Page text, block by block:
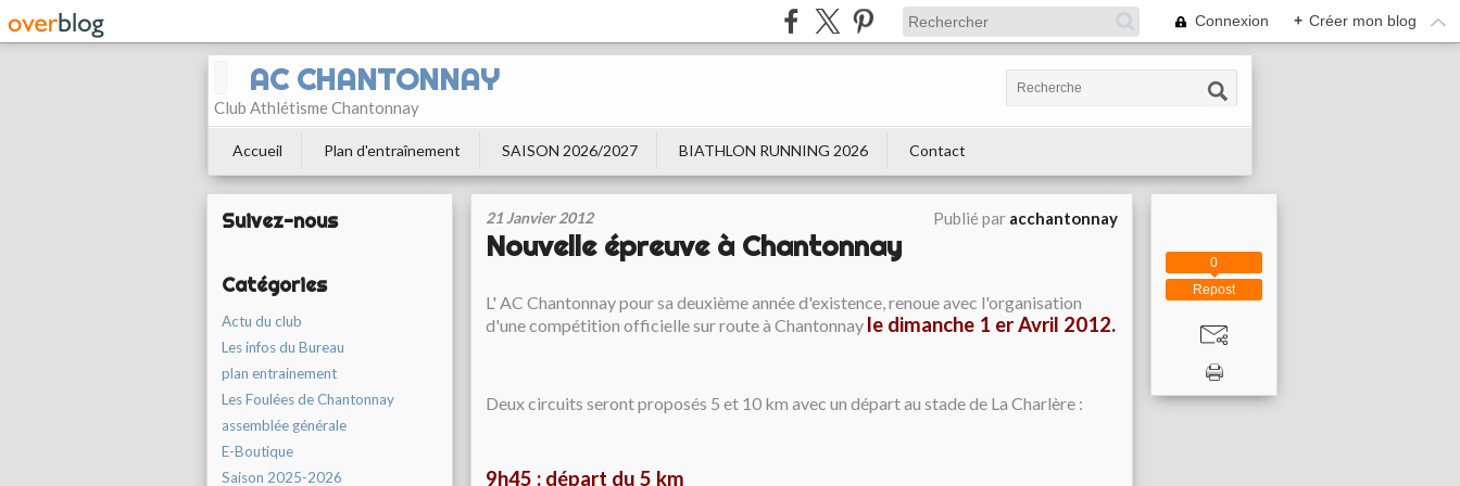
Connexion + Créer mon blog
AC CHANTONNAY
Club Athlétisme Chantonnay
Accueil Plan d'entraînement SAISON 2026/2027 BIATHLON RUNNING 2026 Contact
Suivez-nous
Catégories
Actu du club
Les infos du Bureau
plan entrainement
Les Foulées de Chantonnay
assemblée générale
E-Boutique
Saison 2025-2026
21 Janvier 2012 Publié par acchantonnay
Nouvelle épreuve à Chantonnay
L' AC Chantonnay pour sa deuxième année d'existence, renoue avec l'organisation
d'une compétition officielle sur route à Chantonnay le dimanche 1 er Avril 2012.
Deux circuits seront proposés 5 et 10 km avec un départ au stade de La Charlère :
9h45 : départ du 5 km
Repost
0